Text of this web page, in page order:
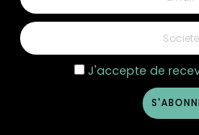
J'accepte de